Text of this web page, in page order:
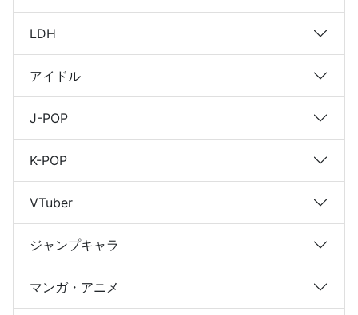
LDH
アイドル
J-POP
K-POP
VTuber
ジャンプキャラ
マンガ・アニメ